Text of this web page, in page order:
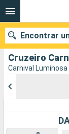
Carnival Luminosa
Encontrar